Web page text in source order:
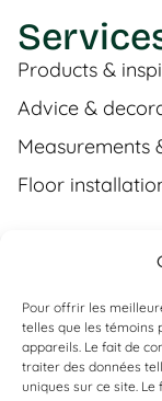
Pour offrir les
telles que les témoins
appareils. Le fait de
traiter des données
uniques sur ce site.
Products &
Advice &
Measurements
Floor
Contact
(450) 373-